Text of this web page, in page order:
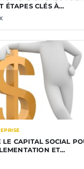
ÉTAPES CLÉS À…
LE CAPITAL SOCIAL
ET…